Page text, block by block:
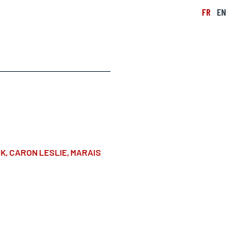
FR EN
CARON LESLIE, MARAIS